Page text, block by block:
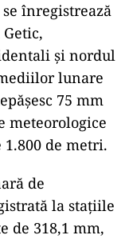
înregistrează
şi nordul
lunare
75 mm
meteorologice
de metri.
de
la staţiile
de 318,1 mm,